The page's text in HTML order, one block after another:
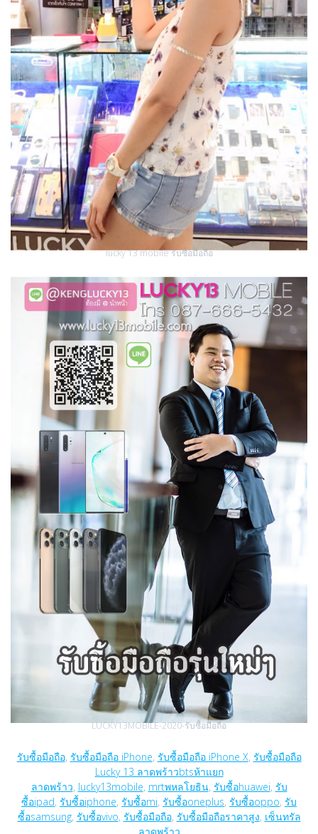
lucky 13 mobile รับซื้อมือถือ
LUCKY13MOBILE-2020-รับซื้อมือถือ
รับซื้อมือถือ, รับซื้อมือถือ iPhone, รับซื้อมือถือ iPhone X, รับซื้อมือถือ
Lucky 13 ลาดพร้าวbtsห้าแยก
ลาดพร้าว, lucky13mobile, mrtพหลโยธิน, รับซื้อhuawei, รับ
ซื้อipad, รับซื้อiphone, รับซื้อmi, รับซื้อoneplus, รับซื้อoppo, รับ
ซื้อsamsung, รับซื้อvivo, รับซื้อมือถือ, รับซื้อมือถือราคาสูง, เซ็นทรัล